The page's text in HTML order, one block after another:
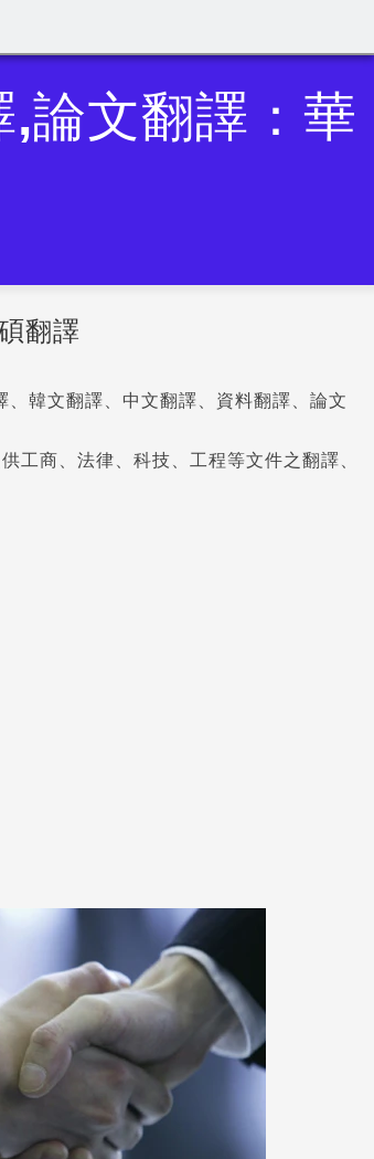
論文翻譯：華
翻譯
韓文翻譯、中文翻譯、資料翻譯、論文
工商、法律、科技、工程等文件之翻譯、